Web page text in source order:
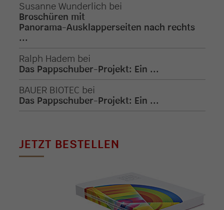
Susanne Wunderlich bei
Broschüren mit
Panorama-Ausklapperseiten nach rechts
...
Ralph Hadem bei
Das Pappschuber-Projekt: Ein ...
BAUER BIOTEC bei
Das Pappschuber-Projekt: Ein ...
JETZT BESTELLEN